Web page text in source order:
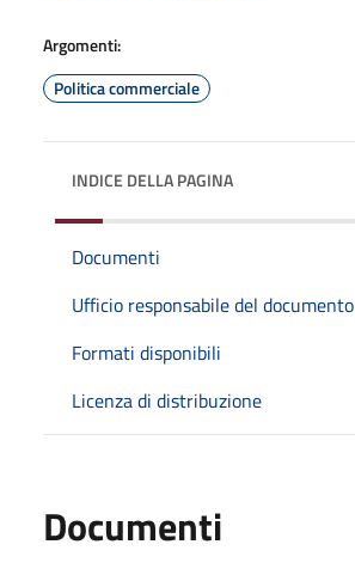
Argomenti:
Politica commerciale
INDICE DELLA PAGINA
Documenti
Ufficio responsabile del documento
Formati disponibili
Licenza di distribuzione
Documenti